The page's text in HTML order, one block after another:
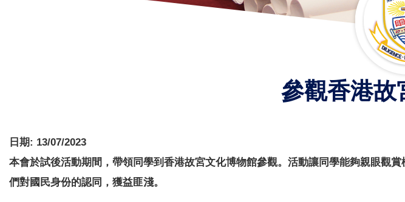
參觀香港故
日期: 13/07/2023
本會於試後活動期間，帶領同學到香港故宮文化博物館參觀。活動讓同學能夠親眼觀
們對國民身份的認同，獲益匪淺。